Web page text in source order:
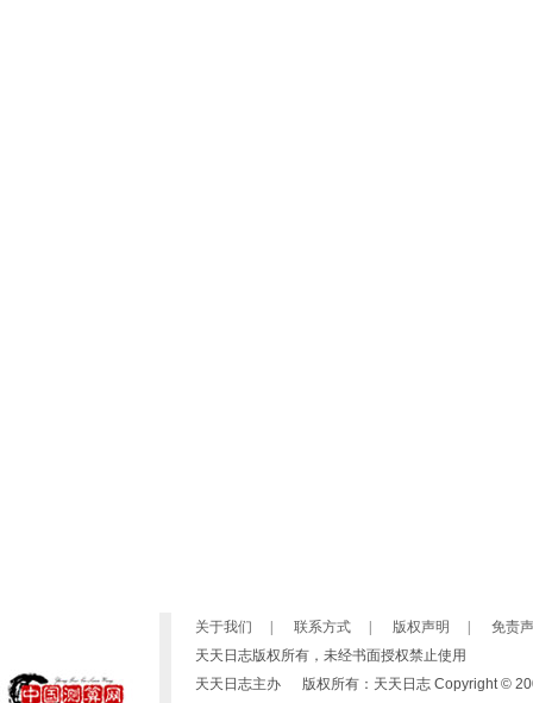
关于我们 联系方式 版权声明
免责
天天日志版权所有，未经书面授权禁止使用
天天日志主办 版权所有：天天日志 Copyright ©